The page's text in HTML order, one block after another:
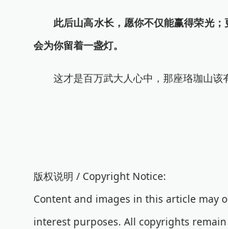
此后山高水长，愿你不仅能赢得荣光
会为你留着一盏灯。
这才是百万武大人心中，那座珞珈山该有
版权说明 / Copyright Notice:
Content and images in this article may
interest purposes. All copyrights